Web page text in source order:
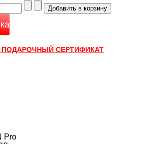
ПОДАРОЧНЫЙ СЕРТИФИКАТ
Pro